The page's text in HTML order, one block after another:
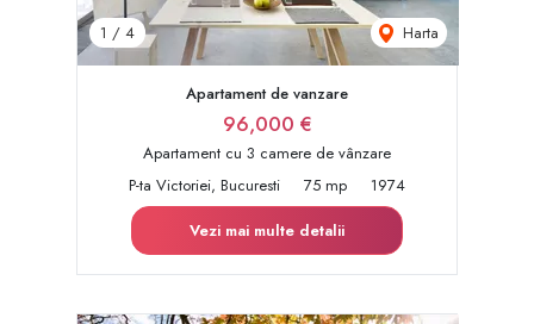
1 / 4 Harta
Apartament de vanzare
96,000 €
Apartament cu 3 camere de vânzare
P-ta Victoriei, Bucuresti
75 mp
1974
Vezi mai multe detalii